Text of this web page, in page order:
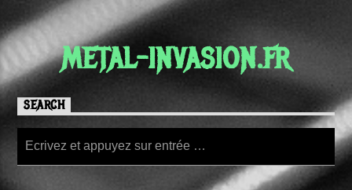
METAL-INVASION.FR
SEARCH